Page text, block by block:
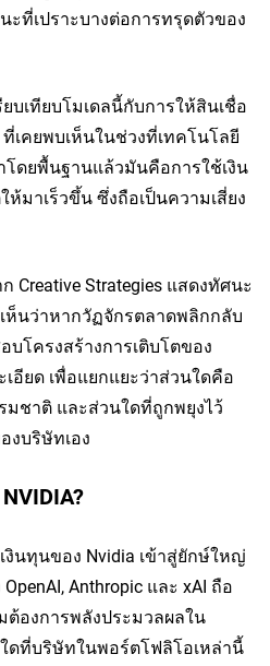
ะที่เปราะบางต่อการทรุดตัวของ
บเทียบโมเดลนี้กับการให้สินเชื่อ
เคยพบเห็นในช่วงที่เทคโนโลยี
ดยพื้นฐานแล้วมันคือการใช้เงิน
มาเร็วขึ้น ซึ่งถือเป็นความเสี่ยง
Creative Strategies แสดงทัศนะ
ห็นว่าหากวัฏจักรตลาดพลิกกลับ
โครงสร้างการเติบโตของ
เอียด เพื่อแยกแยะว่าส่วนใดคือ
มชาติ และส่วนใดที่ถูกพยุงไว้
งบริษัทเอง
งินทุนของ Nvidia เข้าสู่ยักษ์ใหญ่
Anthropic และ xAI ถือ
ต้องการพลังประมวลผลใน
ดที่บริษัทในพอร์ตโฟลิโอเหล่านี้